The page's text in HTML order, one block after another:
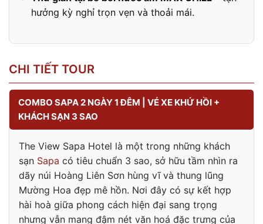
hưởng kỳ nghỉ trọn vẹn và thoải mái.
CHI TIẾT TOUR
COMBO SAPA 2 NGÀY 1 ĐÊM | VÉ XE KHỨ HỒI +
KHÁCH SẠN 3 SAO
The View Sapa Hotel là một trong những khách
sạn Sapa có tiêu chuẩn 3 sao, sở hữu tầm nhìn ra
dãy núi Hoàng Liên Sơn hùng vĩ và thung lũng
Mường Hoa đẹp mê hồn. Nơi đây có sự kết hợp
hài hoà giữa phong cách hiện đại sang trọng
nhưng vẫn mang đậm nét văn hoá đặc trưng của